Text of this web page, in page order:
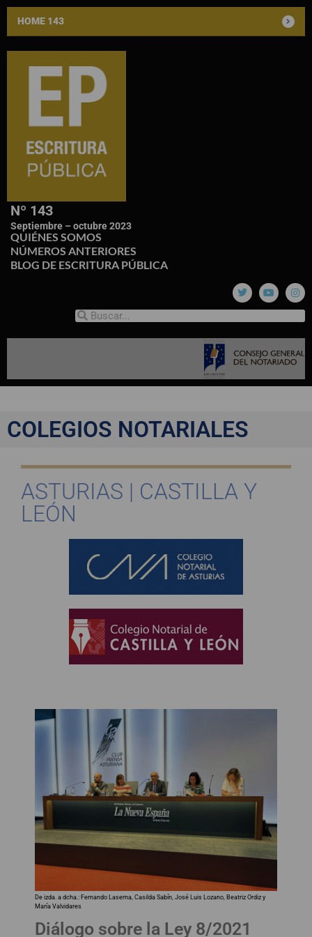
HOME 143
Nº 143
Septiembre – octubre 2023
QUIÉNES SOMOS
NÚMEROS ANTERIORES
BLOG DE ESCRITURA PÚBLICA
COLEGIOS NOTARIALES
ASTURIAS | CASTILLA Y
LEÓN
De izda. a dcha.: Fernando Laserna, Casilda Sabín, José Luis Lozano, Beatriz Ordiz y
María Valvidares
Diálogo sobre la Ley 8/2021